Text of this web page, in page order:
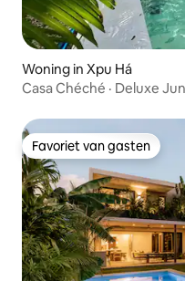
Woning in Xpu Há
Casa Chéché · Deluxe
Favoriet van gasten
Favoriet van gasten